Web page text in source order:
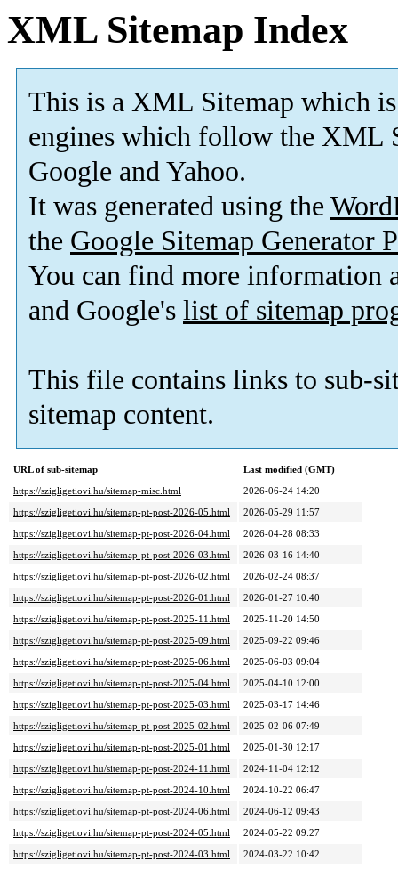
XML Sitemap Index
This is a XML Sitemap which is
engines which follow the XML
Google and Yahoo.
It was generated using the
the Google Sitemap Generator
You can find more information
and Google's list of sitemap
This file contains links to sub-
sitemap content.
URL of sub-sitemap
Last modified (GMT)
https://szigligetiovi.hu/sitemap-misc.html
2026-06-24 14:20
https://szigligetiovi.hu/sitemap-pt-post-2026-05.html
2026-05-29 11:57
https://szigligetiovi.hu/sitemap-pt-post-2026-04.html
2026-04-28 08:33
https://szigligetiovi.hu/sitemap-pt-post-2026-03.html
2026-03-16 14:40
https://szigligetiovi.hu/sitemap-pt-post-2026-02.html
2026-02-24 08:37
https://szigligetiovi.hu/sitemap-pt-post-2026-01.html
2026-01-27 10:40
https://szigligetiovi.hu/sitemap-pt-post-2025-11.html
2025-11-20 14:50
https://szigligetiovi.hu/sitemap-pt-post-2025-09.html
2025-09-22 09:46
https://szigligetiovi.hu/sitemap-pt-post-2025-06.html
2025-06-03 09:04
https://szigligetiovi.hu/sitemap-pt-post-2025-04.html
2025-04-10 12:00
https://szigligetiovi.hu/sitemap-pt-post-2025-03.html
2025-03-17 14:46
https://szigligetiovi.hu/sitemap-pt-post-2025-02.html
2025-02-06 07:49
https://szigligetiovi.hu/sitemap-pt-post-2025-01.html
2025-01-30 12:17
https://szigligetiovi.hu/sitemap-pt-post-2024-11.html
2024-11-04 12:12
https://szigligetiovi.hu/sitemap-pt-post-2024-10.html
2024-10-22 06:47
https://szigligetiovi.hu/sitemap-pt-post-2024-06.html
2024-06-12 09:43
https://szigligetiovi.hu/sitemap-pt-post-2024-05.html
2024-05-22 09:27
https://szigligetiovi.hu/sitemap-pt-post-2024-03.html
2024-03-22 10:42